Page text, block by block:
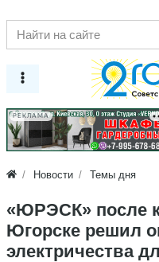
РЕКЛАМА
Новости Темы дня
«ЮРЭСК» после
Югорске решил
электричества